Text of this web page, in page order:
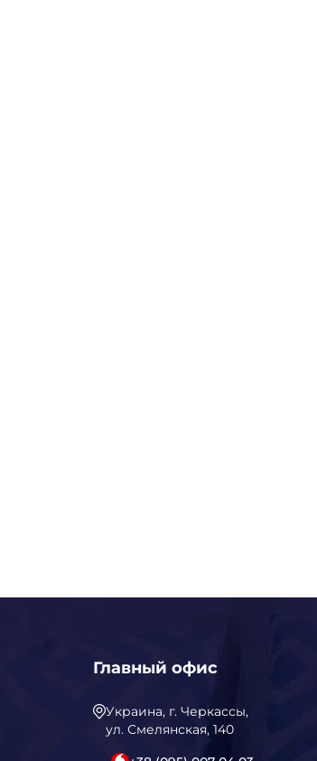
Главный офис
Украина, г. Черкассы,
ул. Смелянская, 140